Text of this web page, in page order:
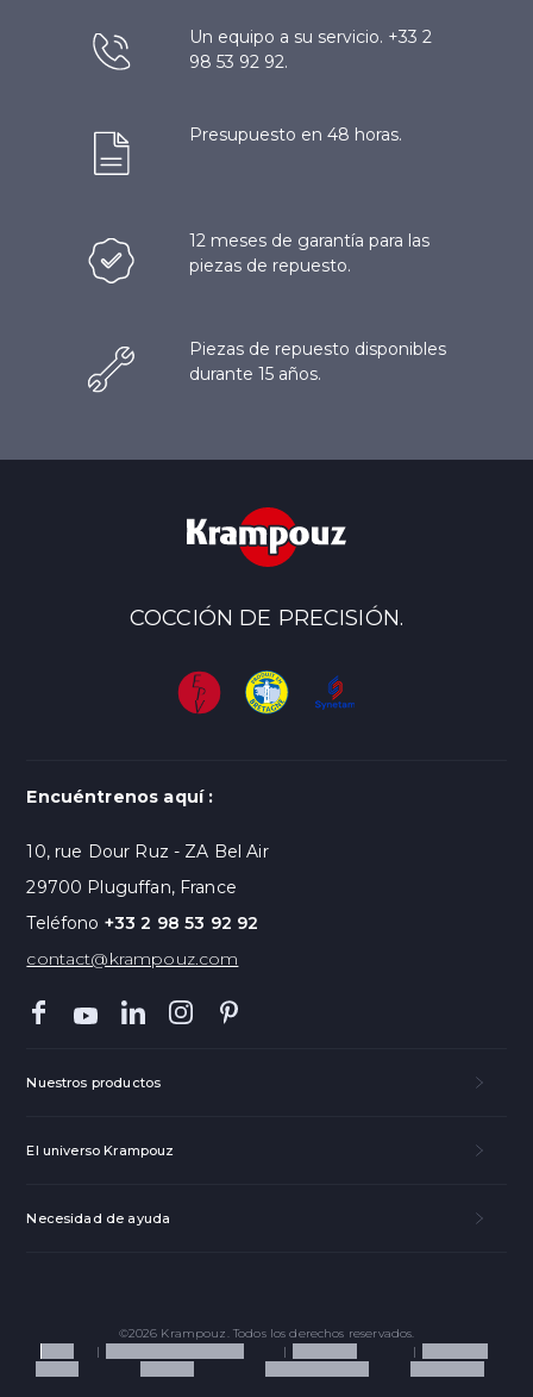
Un equipo a su servicio. +33 2
98 53 92 92.
Presupuesto en 48 horas.
12 meses de garantía para las
piezas de repuesto.
Piezas de repuesto disponibles
durante 15 años.
COCCIÓN DE PRECISIÓN.
Encuéntrenos aquí :
10, rue Dour Ruz - ZA Bel Air
29700 Pluguffan, France
Teléfono +33 2 98 53 92 92
contact@krampouz.com
Nuestros productos
El universo Krampouz
Necesidad de ayuda
©2026 Krampouz. Todos los derechos reservados.